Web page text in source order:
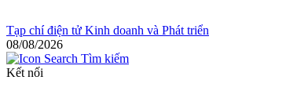
Tạp chí điện tử Kinh doanh và Phát triển
08/08/2026
Tìm kiếm
Kết nối